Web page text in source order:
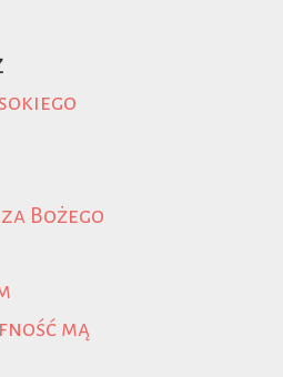
Bożego
mą